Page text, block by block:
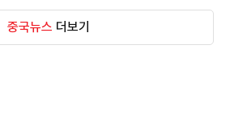
중국뉴스 더보기